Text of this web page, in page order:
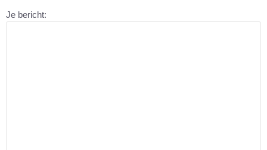
Je bericht: